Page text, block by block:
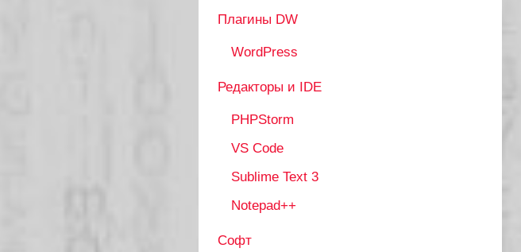
Плагины DW
WordPress
Редакторы и IDE
PHPStorm
VS Code
Sublime Text 3
Notepad++
Софт